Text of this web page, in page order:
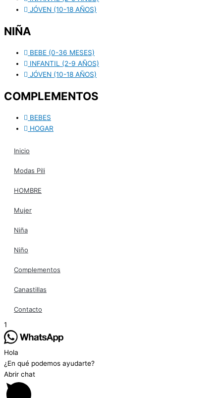
JÓVEN (10-18 AÑOS)
NIÑA
BEBE (0-36 MESES)
INFANTIL (2-9 AÑOS)
JÓVEN (10-18 AÑOS)
COMPLEMENTOS
BEBES
HOGAR
Inicio
Modas Pili
HOMBRE
Mujer
Niña
Niño
Complementos
Canastillas
Contacto
1
Hola
¿En qué podemos ayudarte?
Abrir chat